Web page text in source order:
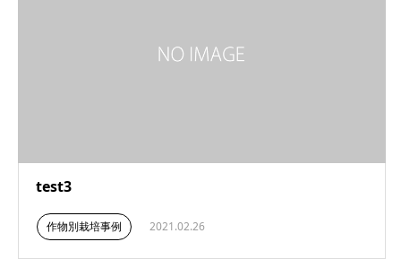
test3
作物別栽培事例 2021.02.26